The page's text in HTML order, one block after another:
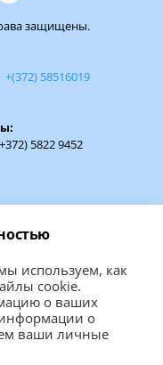
защищены.
+(372) 58516019
5822 9452
сайта
используем, как
cookie.
о ваших
информации о
ваши личные